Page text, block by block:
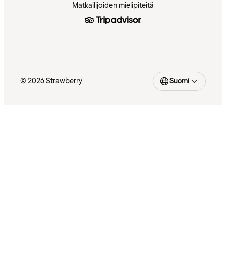
Matkailijoiden mielipiteitä
© 2026 Strawberry Suomi